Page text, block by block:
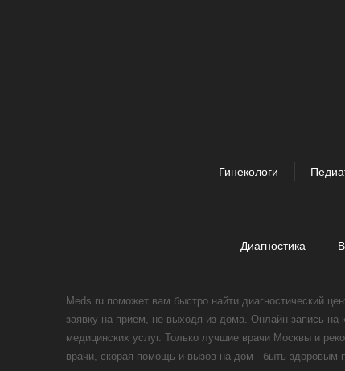
Гинекологи
Диагностика
Meds.ru поможет вам быстро найти диагностический
заявку на прием, не выходя из дома. Онлайн запись
медицинских услуг. Только лучшие врачи Москвы и
врачи, скорая помощь и вызов на дом - быть